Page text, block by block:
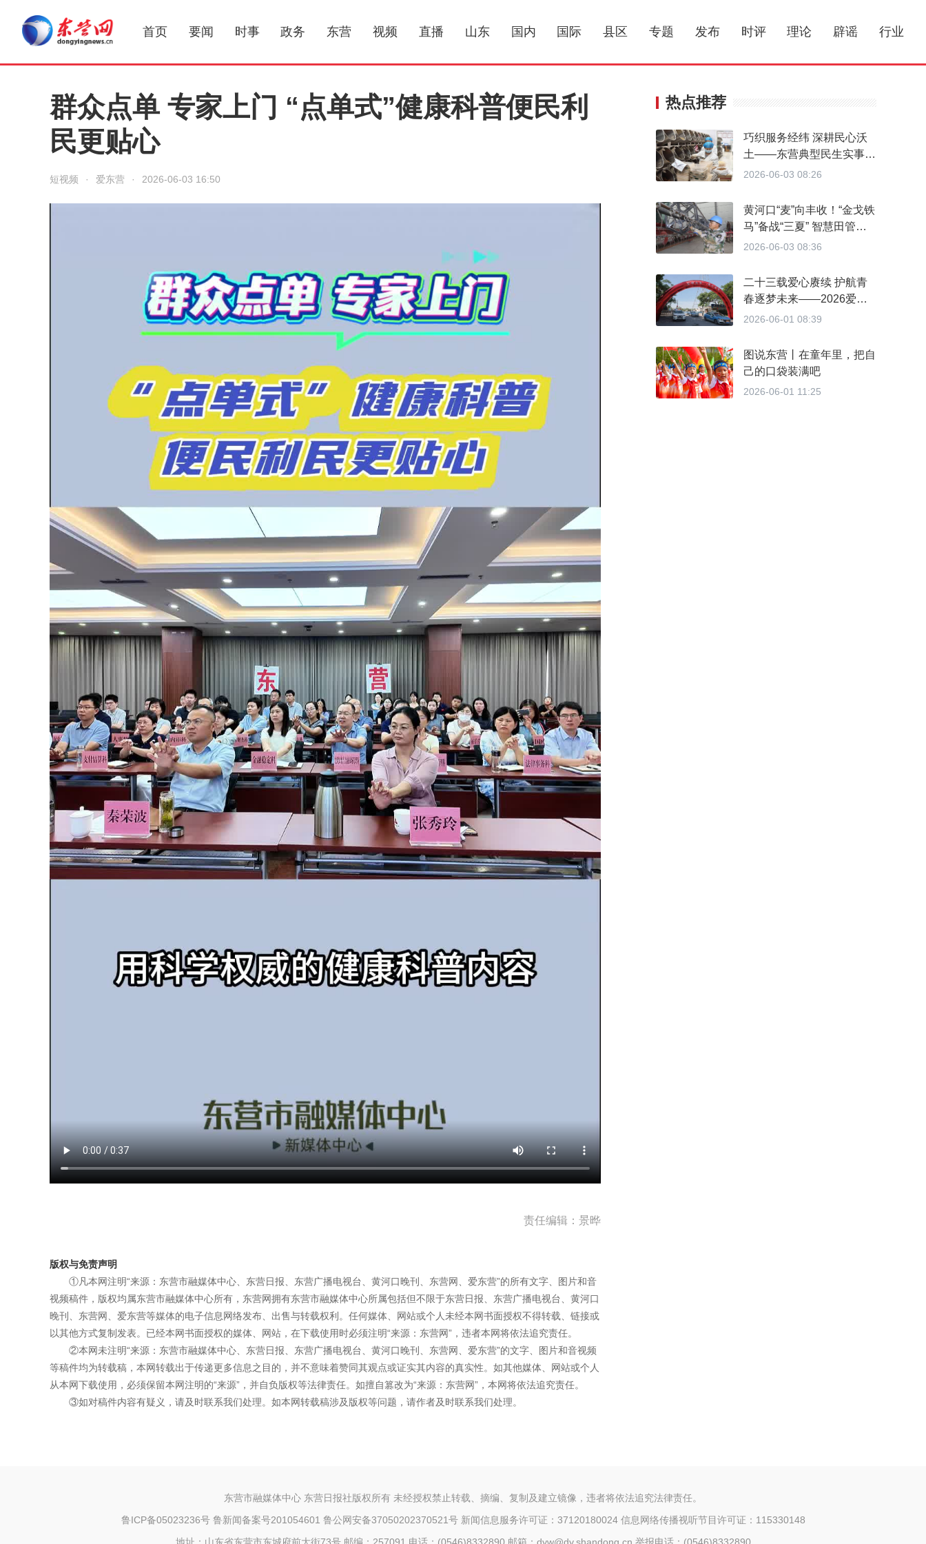
首页 要闻 时事 政务 东营 视频 直播 山东 国内 国际 县区 专题 发布 时评 理论 辟谣 行业
群众点单 专家上门 “点单式”健康科普便民利
民更贴心
短视频 · 爱东营 · 2026-06-03 16:50
责任编辑：景晔
版权与免责声明
①凡本网注明“来源：东营市融媒体中心、东营日报、东营广播电视台、黄河口晚刊、东营网、爱东营”的所有文字、图片和音
视频稿件，版权均属东营市融媒体中心所有，东营网拥有东营市融媒体中心所属包括但不限于东营日报、东营广播电视台、黄河口
晚刊、东营网、爱东营等媒体的电子信息网络发布、出售与转载权利。任何媒体、网站或个人未经本网书面授权不得转载、链接或
以其他方式复制发表。已经本网书面授权的媒体、网站，在下载使用时必须注明“来源：东营网”，违者本网将依法追究责任。
②本网未注明“来源：东营市融媒体中心、东营日报、东营广播电视台、黄河口晚刊、东营网、爱东营”的文字、图片和音视频
等稿件均为转载稿，本网转载出于传递更多信息之目的，并不意味着赞同其观点或证实其内容的真实性。如其他媒体、网站或个人
从本网下载使用，必须保留本网注明的“来源”，并自负版权等法律责任。如擅自篡改为“来源：东营网”，本网将依法追究责任。
③如对稿件内容有疑义，请及时联系我们处理。如本网转载稿涉及版权等问题，请作者及时联系我们处理。
热点推荐
巧织服务经纬 深耕民心沃
土——东营典型民生实事项
目行进式采访纪实
2026-06-03 08:26
黄河口“麦”向丰收！“金戈铁
马”备战“三夏” 智慧田管筑
牢丰收底盘
2026-06-03 08:36
二十三载爱心赓续 护航青
春逐梦未来——2026爱心
送考公益大行动东营站温情
2026-06-01 08:39
图说东营丨在童年里，把自
己的口袋装满吧
2026-06-01 11:25
东营市融媒体中心 东营日报社版权所有 未经授权禁止转载、摘编、复制及建立镜像，违者将依法追究法律责任。
鲁ICP备05023236号鲁新闻备案号201054601 鲁公网安备37050202370521号 新闻信息服务许可证：37120180024信息网络传播视听节目许可证：115330148